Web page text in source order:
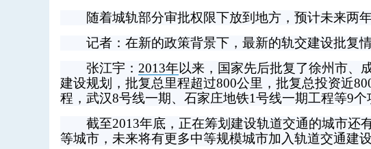
随着城轨部分审批权限下放到地方，预计未来两年
记者：在新的政策背景下，最新的轨交建设批复情
张江宇： 2013年以来，国家先后批复了徐州市、
建设规划，批复总里程超过800公里，批复总投资近
程，武汉8号线一期、石家庄地铁1号线一期工程等9
截至2013年底，正在筹划建设轨道交通的城市还
等城市，未来将有更多中等规模城市加入轨道交通建设